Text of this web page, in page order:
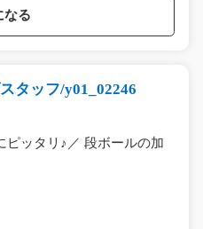
なる
タッフ/y01_02246
ピッタリ♪／ 段ボールの加